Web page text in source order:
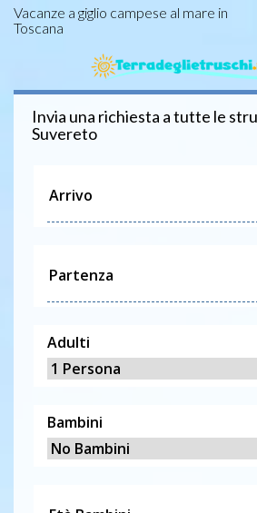
Vacanze a giglio campese al mare in
Toscana
Invia una richiesta a tutte le
Suvereto
Adulti
Bambini